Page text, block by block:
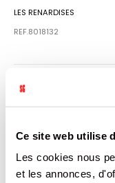
Ce site web utilise
Les cookies nous
et les annonces,
LES RENARDISES
REF.8018132
VENDU PAR: 12